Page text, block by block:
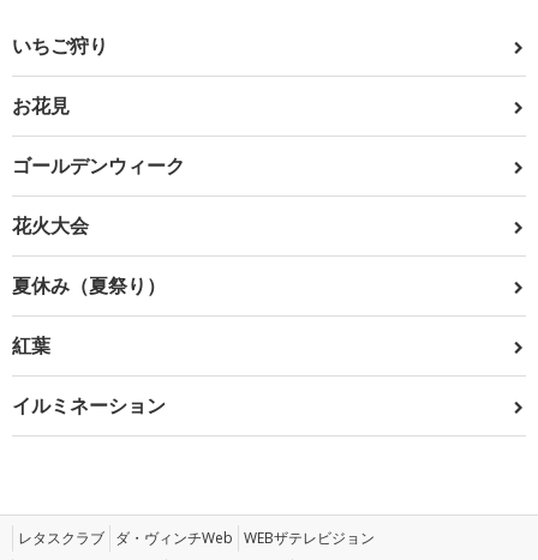
いちご狩り
お花見
ゴールデンウィーク
花火大会
夏休み（夏祭り）
紅葉
イルミネーション
レタスクラブ ダ・ヴィンチWeb WEBザテレビジョン